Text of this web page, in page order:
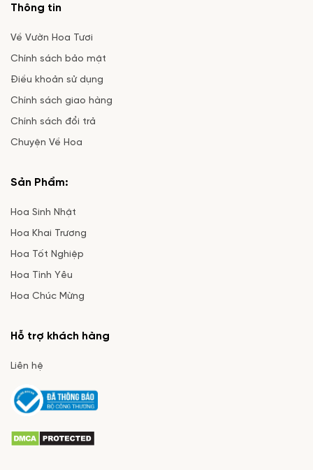
Thông tin
Về Vườn Hoa Tươi
Chính sách bảo mật
Điều khoản sử dụng
Chính sách giao hàng
Chính sách đổi trả
Chuyện Về Hoa
Sản Phẩm:
Hoa Sinh Nhật
Hoa Khai Trương
Hoa Tốt Nghiệp
Hoa Tình Yêu
Hoa Chúc Mừng
Hỗ trợ khách hàng
Liên hệ